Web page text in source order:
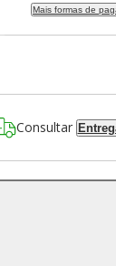
Mais formas de
Consultar